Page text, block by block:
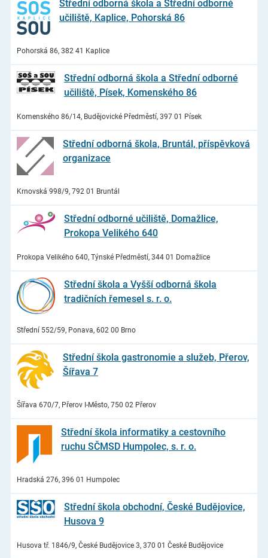
Střední odborná škola a Střední odborné
učiliště, Kaplice, Pohorská 86
Pohorská 86, 382 41 Kaplice
Střední odborná škola a Střední odborné
učiliště, Písek, Komenského 86
Komenského 86/14, Budějovické Předměstí, 397 01 Písek
Střední odborná škola, Bruntál, příspěvková
organizace
Krnovská 998/9, 792 01 Bruntál
Střední odborné učiliště, Domažlice,
Prokopa Velikého 640
Prokopa Velikého 640, Týnské Předměstí, 344 01 Domažlice
Střední škola a Vyšší odborná škola
tradičních řemesel s. r. o.
Střední 552/59, Ponava, 602 00 Brno
Střední škola gastronomie a služeb, Přerov,
Šířava 7
Šířava 670/7, Přerov I-Město, 750 02 Přerov
Střední škola informatiky a cestovního
ruchu SČMSD Humpolec, s. r. o.
Hradská 276, 396 01 Humpolec
Střední škola obchodní, České Budějovice,
Husova 9
Husova tř. 1846/9, České Budějovice 3, 370 01 České Budějovice